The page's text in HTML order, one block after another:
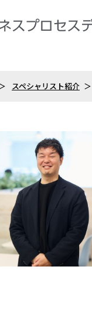
スペシャリスト紹介